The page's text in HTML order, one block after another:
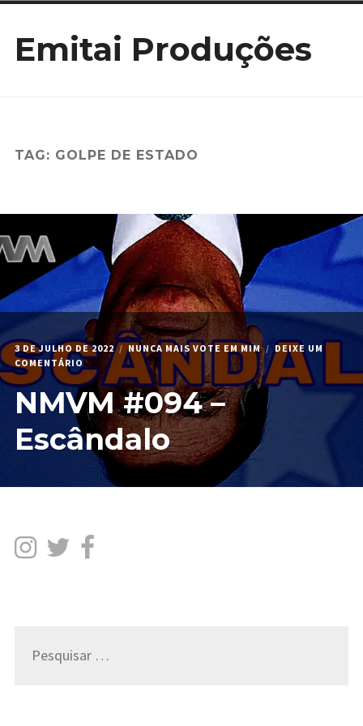
paraEmitai Produções
TAG: GOLPE DE ESTADO
3 DE JULHO DE 2022 NUNCA MAIS VOTE EM MIM
DEIXE UM
COMENTÁRIOEM
NMVM
#094
–
ESCÂNDALO
NMVM #094 –
Escândalo